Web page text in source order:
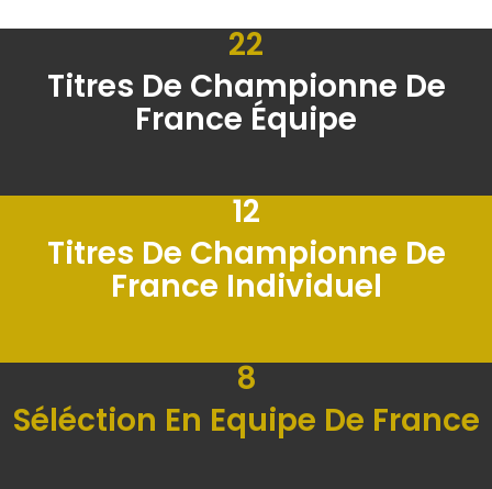
22
Titres De Championne De
France Équipe
12
Titres De Championne De
France Individuel
8
Séléction En Equipe De France